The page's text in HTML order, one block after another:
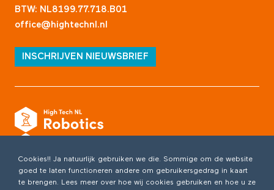
BTW: NL8199.77.718.B01
office@hightechnl.nl
INSCHRIJVEN NIEUWSBRIEF
Cookies!! Ja natuurlijk gebruiken we die. Sommige om de website
goed te laten functioneren andere om gebruikersgedrag in kaart
te brengen. Lees meer over hoe wij cookies gebruiken en hoe u ze